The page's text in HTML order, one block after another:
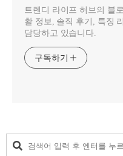
트렌디 라이프 허브의 블
활 정보, 솔직 후기, 특징
담당하고 있습니다.
구독하기